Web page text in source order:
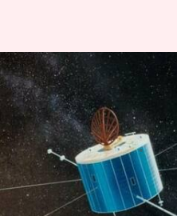
30 సంవత్సరాల
నిలిచిపోయిన
మిషన్
వ్రాసిన వారు Nishkala Sathivada Jan
ఈ వార్తాకథనం ఏంటి